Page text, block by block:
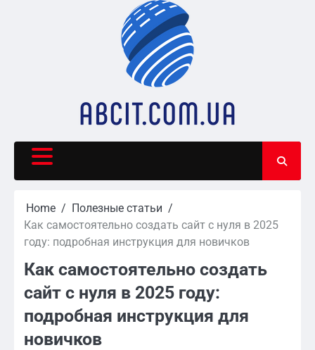
Home
Полезные статьи
Как самостоятельно создать сайт с нуля в 2025
году: подробная инструкция для новичков
Как самостоятельно создать
сайт с нуля в 2025 году:
подробная инструкция для
новичков